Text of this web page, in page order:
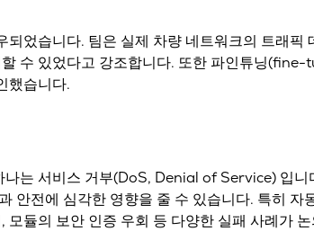
되었습니다. 팀은 실제 차량 네트워크의 트래
수 있었다고 강조합니다. 또한 파인튜닝
했습니다.
나는 서비스 거부(DoS, Denial of Service)입니
안전에 심각한 영향을 줄 수 있습니다. 특히
듈의 보안 인증 우회 등 다양한 실패 사례가